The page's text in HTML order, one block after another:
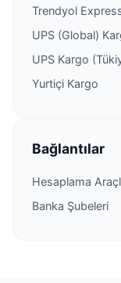
PTT Kargo
PTT Kargo
PTT Kargo
PTT Kargo
Trendyol
UPS (Global)
UPS Kargo
Yurtiçi Kargo
Bağlantılar
Hesaplama
Banka Şubeleri